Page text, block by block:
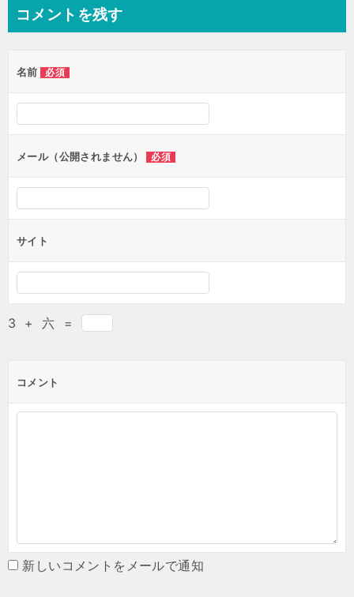
ビ
ー
シ
ョ
ン
コメントを残す
名前 必須
メール（公開されません） 必須
サイト
3 + 六 =
コメント
新しいコメントをメールで通知